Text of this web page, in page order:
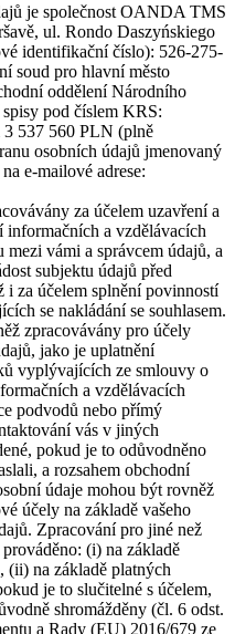
je společnost OANDA TMS
ul. Rondo Daszyńskiego
identifikační číslo): 526-275-
soud pro hlavní město
oddělení Národního
pod číslem KRS:
537 560 PLN (plně
osobních údajů jmenovaný
e-mailové adrese:
za účelem uzavření a
a vzdělávacích
vámi a správcem údajů, a
subjektu údajů před
i za účelem splnění povinností
se nakládání se souhlasem.
zpracovávány pro účely
jako je uplatnění
vyplývajících ze smlouvy o
a vzdělávacích
podvodů nebo přímý
vás v jiných
pokud je to odůvodněno
a rozsahem obchodní
údaje mohou být rovněž
účely na základě vašeho
Zpracování pro jiné než
(i) na základě
(ii) na základě platných
je to slučitelné s účelem,
shromážděny (čl. 6 odst.
a Rady (EU) 2016/679 ze